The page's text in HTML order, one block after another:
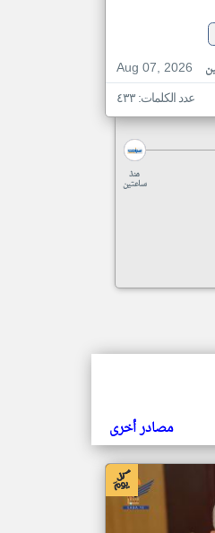
Aug 07, 2026
عدد الكلمات: ٤٣٣
منذ
ساعتين
مصادر أخرى